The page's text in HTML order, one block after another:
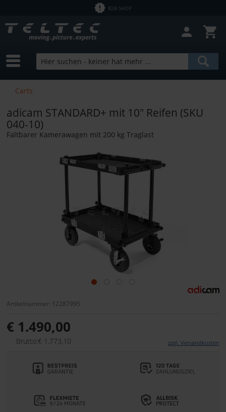
B2B SHOP
Carts
adicam STANDARD+ mit 10" Reifen (SKU
040-10)
Faltbarer Kamerawagen mit 200 kg Traglast
Artikelnummer: 12287995
€ 1.490,00
Brutto:€ 1.773,10 zzgl. Versandkosten
Sofort lieferbar
Hersteller
von2,50 € bis 12700,00 €